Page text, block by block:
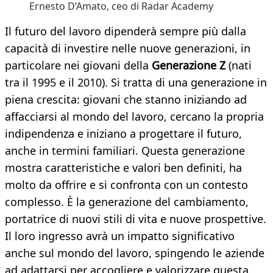
Ernesto D’Amato, ceo di Radar Academy
Il futuro del lavoro dipenderà sempre più dalla
capacità di investire nelle nuove generazioni, in
particolare nei giovani della Generazione Z(nati
tra il 1995 e il 2010). Si tratta di una generazione in
piena crescita: giovani che stanno iniziando ad
affacciarsi al mondo del lavoro, cercano la propria
indipendenza e iniziano a progettare il futuro,
anche in termini familiari. Questa generazione
mostra caratteristiche e valori ben definiti, ha
molto da offrire e si confronta con un contesto
complesso. È la generazione del cambiamento,
portatrice di nuovi stili di vita e nuove prospettive.
Il loro ingresso avrà un impatto significativo
anche sul mondo del lavoro, spingendo le aziende
ad adattarsi per accogliere e valorizzare questa